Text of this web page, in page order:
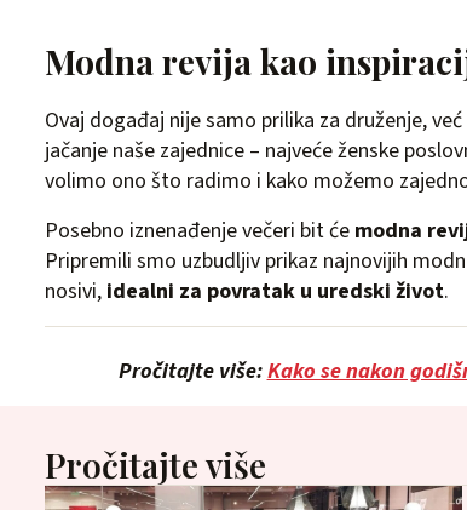
Modna revija kao
Ovaj događaj nije samo prilika za druženje,
jačanje naše zajednice – najveće ženske
volimo ono što radimo i kako možemo
Posebno iznenađenje večeri bit će modna
Pripremili smo uzbudljiv prikaz najnovijih
nosivi, idealni za povratak u uredski život.
Pročitajte više:Kako se nakon
Pročitajte više